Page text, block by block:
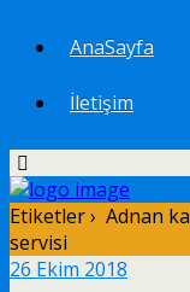
AnaSayfa
İletişim
Etiketler › Adnan
servisi
26 Ekim 2018